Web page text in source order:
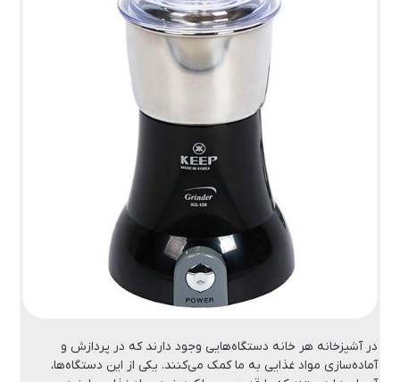
در آشپزخانه هر خانه دستگاه‌هایی وجود دارند که در پردازش و
آماده‌سازی مواد غذایی به ما کمک می‌کنند. یکی از این دستگاه‌ها،